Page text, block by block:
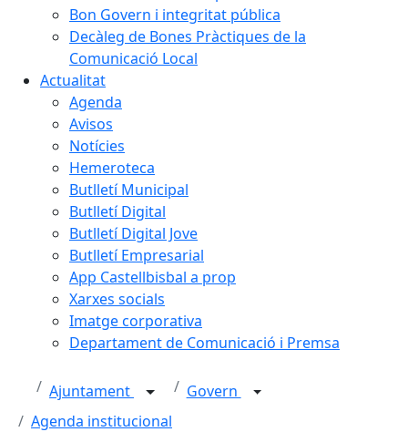
Bon Govern i integritat pública
Decàleg de Bones Pràctiques de la
Comunicació Local
Actualitat
Agenda
Avisos
Notícies
Hemeroteca
Butlletí Municipal
Butlletí Digital
Butlletí Digital Jove
Butlletí Empresarial
App Castellbisbal a prop
Xarxes socials
Imatge corporativa
Departament de Comunicació i Premsa
Ajuntament
Govern
Agenda institucional